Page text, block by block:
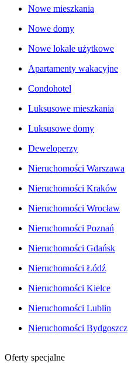
Nowe mieszkania
Nowe domy
Nowe lokale użytkowe
Apartamenty wakacyjne
Condohotel
Luksusowe mieszkania
Luksusowe domy
Deweloperzy
Nieruchomości Warszawa
Nieruchomości Kraków
Nieruchomości Wrocław
Nieruchomości Poznań
Nieruchomości Gdańsk
Nieruchomości Łódź
Nieruchomości Kielce
Nieruchomości Lublin
Nieruchomości Bydgoszcz
Oferty specjalne